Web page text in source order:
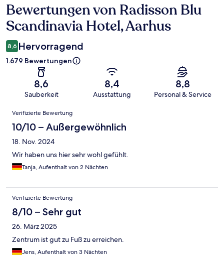
Bewertungen
Bewertungen von Radisson Blu
Scandinavia Hotel, Aarhus
8,6 Hervorragend
1.679 Bewertungen
8,6
Sauberkeit
8,4
Ausstattung
8,8
Personal & Service
Bewertungen
Verifizierte Bewertung
10/10 – Außergewöhnlich
18. Nov. 2024
Wir haben uns hier sehr wohl gefühlt.
Tanja, Aufenthalt von 2 Nächten
Verifizierte Bewertung
8/10 – Sehr gut
26. März 2025
Zentrum ist gut zu Fuß zu erreichen.
Jens, Aufenthalt von 3 Nächten